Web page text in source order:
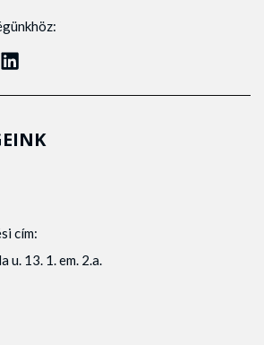
cím:
u. 13. 1. em. 2.a.